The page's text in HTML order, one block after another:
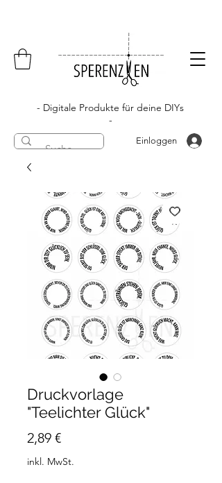
- Digitale Produkte für deine DIYs
-
Einloggen
Druckvorlage
"Teelichter Glück"
2,89 €Preis
inkl. MwSt.